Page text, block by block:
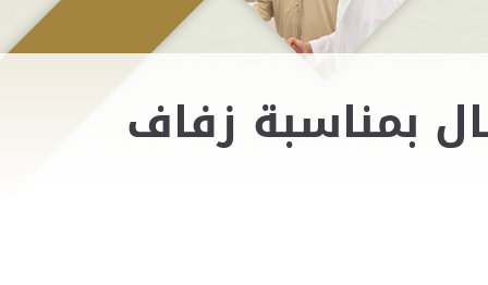
بمناسبة زفاف